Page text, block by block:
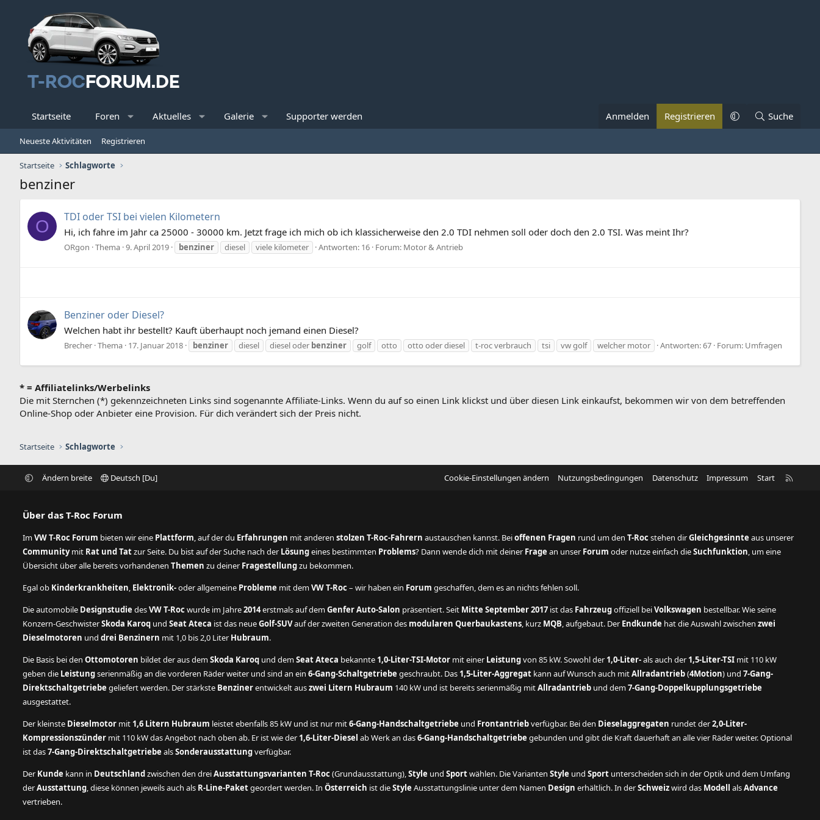
Startseite Foren Aktuelles Galerie Supporter werden Anmelden Registrieren Suche
Neueste Aktivitäten Registrieren
Startseite Schlagworte
benziner
O TDI oder TSI bei vielen Kilometern
Hi, ich fahre im Jahr ca 25000 - 30000 km. Jetzt frage ich mich ob ich klassicherweise den 2.0 TDI nehmen soll oder doch den 2.0 TSI. Was meint Ihr?
ORgon Thema 9. April 2019 benziner diesel viele kilometer Antworten: 16 Forum: Motor & Antrieb
Benziner oder Diesel?
Welchen habt ihr bestellt? Kauft überhaupt noch jemand einen Diesel?
Brecher Thema 17. Januar 2018 benziner diesel diesel oder benziner golf otto otto oder diesel t-roc verbrauch tsi vw golf welcher motor Antworten: 67 Forum: Umfragen
* = Affiliatelinks/Werbelinks
Die mit Sternchen (*) gekennzeichneten Links sind sogenannte Affiliate-Links. Wenn du auf so einen Link klickst und über diesen Link einkaufst, bekommen wir von dem betreffenden
Online-Shop oder Anbieter eine Provision. Für dich verändert sich der Preis nicht.
Startseite Schlagworte
Ändern breite Deutsch [Du] Cookie-Einstellungen ändern Nutzungsbedingungen Datenschutz Impressum Start
Über das T-Roc Forum
ImVW T-Roc Forum bieten wir eine Plattform, auf der du Erfahrungen mit anderen stolzen T-Roc-Fahrern austauschen kannst. Beioffenen Fragen rund um den T-Rocstehen dirGleichgesinnte aus unserer
Communitymit Rat und Tatzur Seite. Du bist auf der Suche nach der Lösungeines bestimmten Problems? Dann wende dich mit deiner Frage an unser Forum oder nutze einfach dieSuchfunktion, um eine
Übersicht über alle bereits vorhandenen Themen zu deiner Fragestellungzu bekommen.
Egal ob Kinderkrankheiten, Elektronik-oder allgemeine Probleme mit demVW T-Roc– wir haben ein Forum geschaffen, dem es an nichts fehlen soll.
Die automobile Designstudie desVW T-Rocwurde im Jahre2014erstmals auf demGenfer Auto-Salon präsentiert. Seit Mitte September 2017 ist das Fahrzeugoffiziell beiVolkswagen bestellbar. Wie seine
Konzern-GeschwisterSkoda Karoq und Seat Ateca ist das neueGolf-SUVauf der zweiten Generation des modularen Querbaukastens, kurz MQB, aufgebaut. Der Endkunde hat die Auswahl zwischen zwei
Dieselmotoren und drei Benzinern mit 1,0 bis 2,0 Liter Hubraum.
Die Basis bei den Ottomotoren bildet der aus demSkoda Karoq und demSeat Ateca bekannte 1,0-Liter-TSI-Motor mit einer Leistungvon 85 kW. Sowohl der 1,0-Liter-als auch der 1,5-Liter-TSI mit 110 kW
geben die Leistungserienmäßig an die vorderen Räder weiter und sind an ein 6-Gang-Schaltgetriebe geschraubt. Das 1,5-Liter-Aggregat kann auf Wunsch auch mitAllradantrieb(4Motion) und 7-Gang-
Direktschaltgetriebe geliefert werden. Der stärkste Benzinerentwickelt auszwei Litern Hubraum 140 kW und ist bereits serienmäßig mitAllradantrieb und dem7-Gang-Doppelkupplungsgetriebe
ausgestattet.
Der kleinste Dieselmotor mit 1,6 Litern Hubraum leistet ebenfalls 85 kW und ist nur mit6-Gang-Handschaltgetriebe und Frontantriebverfügbar. Bei den Dieselaggregaten rundet der2,0-Liter-
Kompressionszünder mit 110 kW das Angebot nach oben ab. Er ist wie der 1,6-Liter-Diesel ab Werk an das6-Gang-Handschaltgetriebe gebunden und gibt die Kraft dauerhaft an alle vier Räder weiter. Optional
ist das7-Gang-Direktschaltgetriebe alsSonderausstattungverfügbar.
Der Kunde kann in Deutschlandzwischen den dreiAusstattungsvarianten T-Roc(Grundausstattung),Style und Sportwählen. Die Varianten Style und Sport unterscheiden sich in der Optik und dem Umfang
derAusstattung, diese können jeweils auch als R-Line-Paketgeordert werden. In Österreich ist dieStyle Ausstattungslinie unter dem Namen Design erhältlich. In derSchweizwird das Modell alsAdvance
vertrieben.